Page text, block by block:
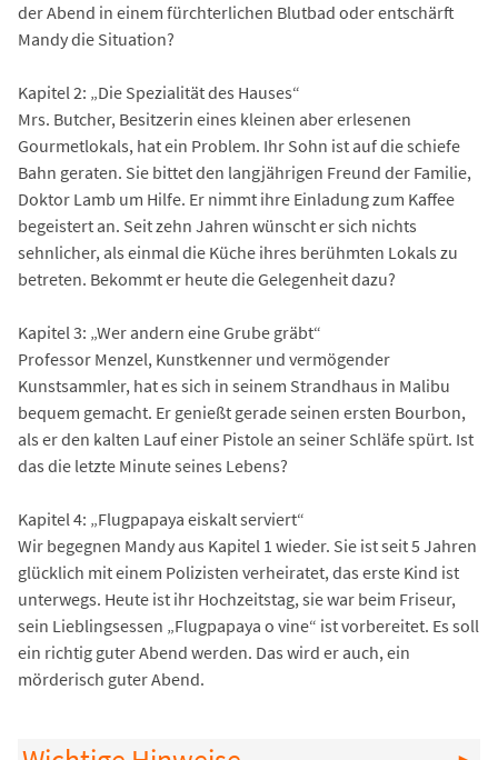
der Abend in einem fürchterlichen Blutbad oder entschärft
Mandy die Situation?
Kapitel 2: „Die Spezialität des Hauses“
Mrs. Butcher, Besitzerin eines kleinen aber erlesenen
Gourmetlokals, hat ein Problem. Ihr Sohn ist auf die schiefe
Bahn geraten. Sie bittet den langjährigen Freund der Familie,
Doktor Lamb um Hilfe. Er nimmt ihre Einladung zum Kaffee
begeistert an. Seit zehn Jahren wünscht er sich nichts
sehnlicher, als einmal die Küche ihres berühmten Lokals zu
betreten. Bekommt er heute die Gelegenheit dazu?
Kapitel 3: „Wer andern eine Grube gräbt“
Professor Menzel, Kunstkenner und vermögender
Kunstsammler, hat es sich in seinem Strandhaus in Malibu
bequem gemacht. Er genießt gerade seinen ersten Bourbon,
als er den kalten Lauf einer Pistole an seiner Schläfe spürt. Ist
das die letzte Minute seines Lebens?
Kapitel 4: „Flugpapaya eiskalt serviert“
Wir begegnen Mandy aus Kapitel 1 wieder. Sie ist seit 5 Jahren
glücklich mit einem Polizisten verheiratet, das erste Kind ist
unterwegs. Heute ist ihr Hochzeitstag, sie war beim Friseur,
sein Lieblingsessen „Flugpapaya o vine“ ist vorbereitet. Es soll
ein richtig guter Abend werden. Das wird er auch, ein
mörderisch guter Abend.